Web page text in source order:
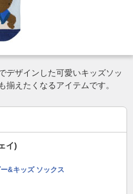
デザインした可愛いキッズソッ
揃えたくなるアイテムです。
イ)
&キッズ ソックス